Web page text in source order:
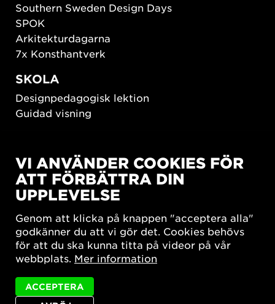
Southern Sweden Design Days
SPOK
Arkitekturdagarna
7x Konsthantverk
SKOLA
Designpedagogisk lektion
Guidad visning
New European Bauhaus
SUSTAINORDIC
Share Future Living
What Matter_s
VI ANVÄNDER COOKIES FÖR
ATT FÖRBÄTTRA DIN
UPPLEVELSE
Genom att klicka på knappen "acceptera alla"
godkänner du att vi gör det. Cookies behövs
för att du ska kunna titta på videor på vår
webbplats. Mer information
ACCEPTERA